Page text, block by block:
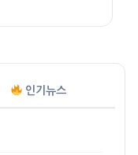
인기뉴스